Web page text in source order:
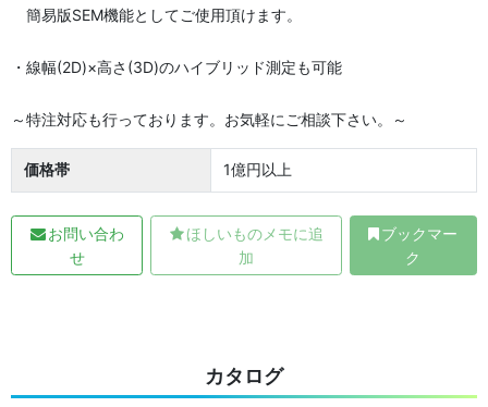
簡易版SEM機能としてご使用頂けます。
・線幅(2D)×高さ(3D)のハイブリッド測定も可能
～特注対応も行っております。お気軽にご相談下さい。～
価格帯 1億円以上
お問い合わ
せ
ほしいものメモに追
加
ブックマー
ク
カタログ